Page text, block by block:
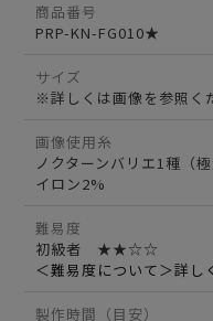
商品番号
PRP-KN-FG010★
サイズ
※詳しくは画像を参照く
画像使用糸
ノクターンバリエ1種（
イロン2%
難易度
初級者 ★★☆☆
＜難易度について＞詳し
製作時間（目安）